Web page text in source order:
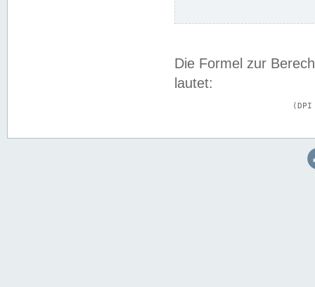
Die Formel zur
lautet: